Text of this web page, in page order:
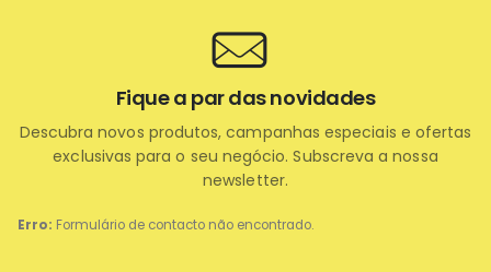
Erro: Formulário de contacto não encontrado.
Fique a par das novidades
Descubra novos produtos, campanhas especiais e ofertas
exclusivas para o seu negócio. Subscreva a nossa
newsletter.